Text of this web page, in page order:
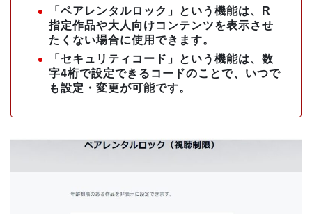
「ペアレンタルロック」という機能は、R
指定作品や大人向けコンテンツを表示させ
たくない場合に使用できます。
「セキュリティコード」という機能は、数
字4桁で設定できるコードのことで、いつで
も設定・変更が可能です。